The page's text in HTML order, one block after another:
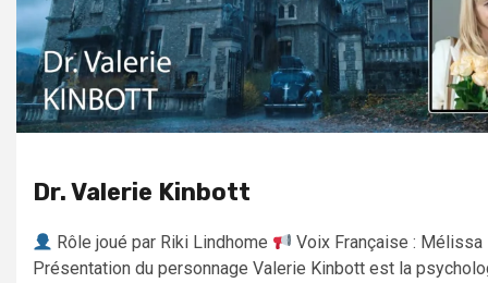
Dr. Valerie Kinbott
Rôle joué par Riki Lindhome
Voix Française : Mélissa
Présentation du personnage Valerie Kinbott est la